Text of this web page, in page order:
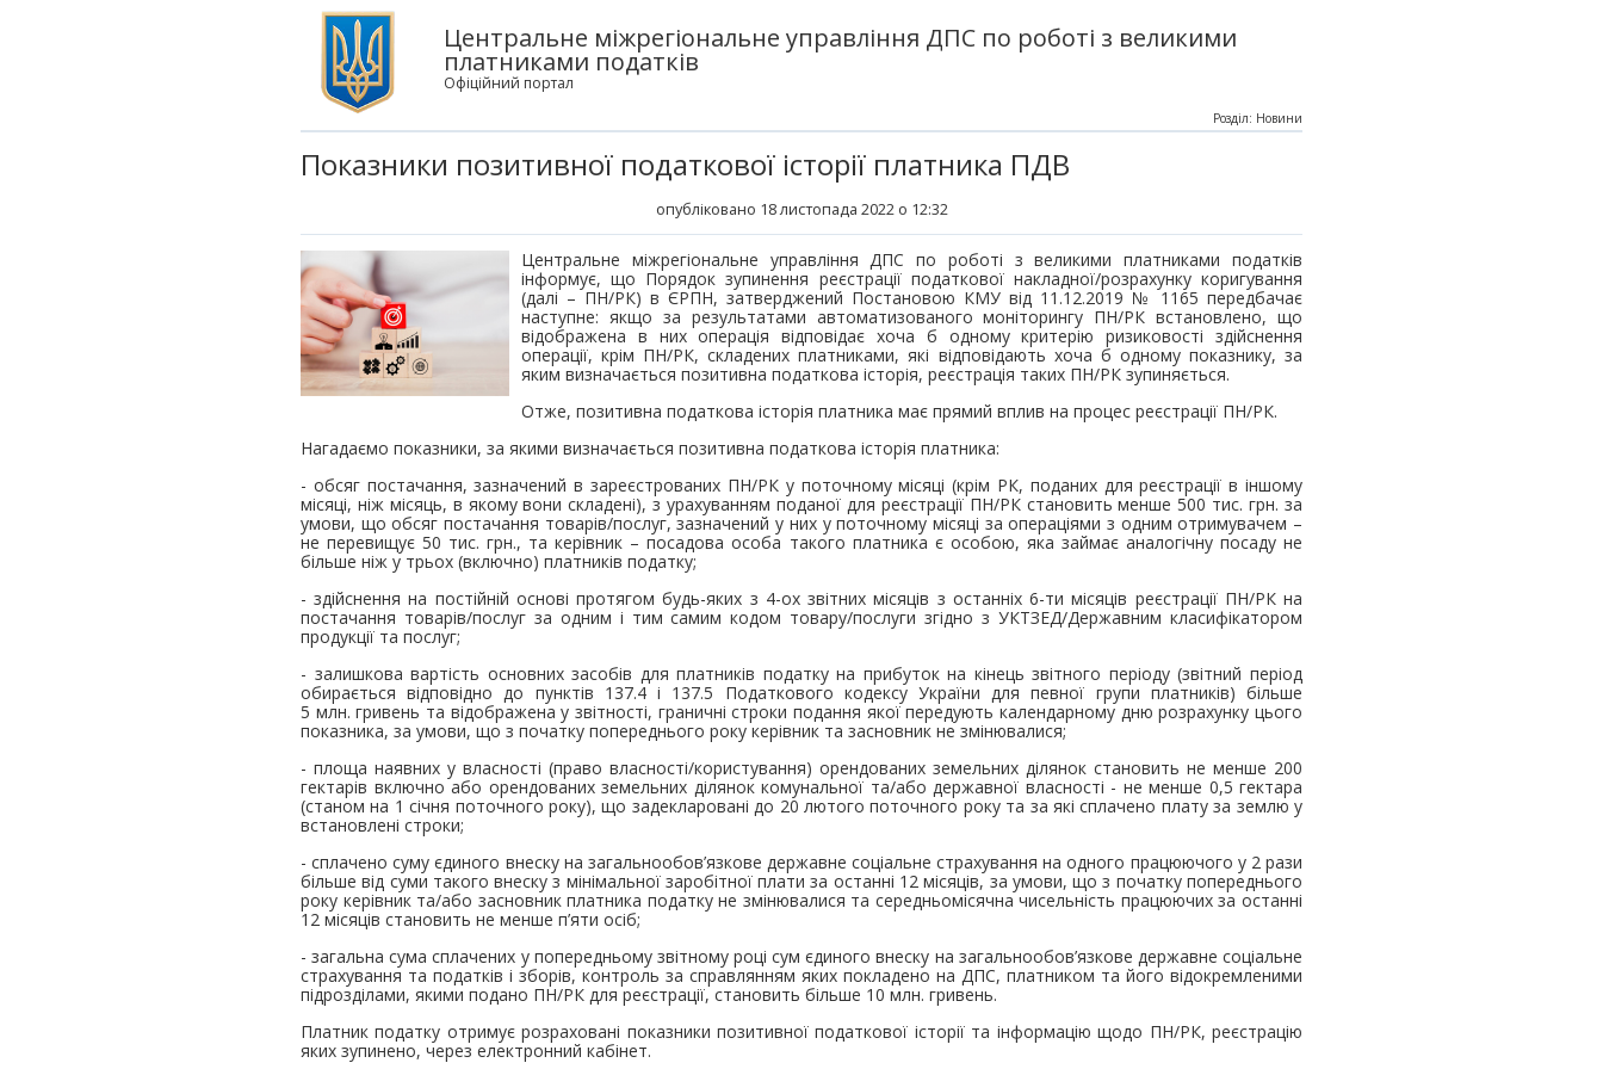
Центральне міжрегіональне управління ДПС по роботі з великими
платниками податків
Офіційний портал
Показники позитивної податкової історії платника ПДВ
опубліковано 18 листопада 2022 о 12:32
Розділ: Новини
Центральне міжрегіональне управління ДПС по роботі з великими платниками податків
інформує, що Порядок зупинення реєстрації податкової накладної/розрахунку коригування
(далі – ПН/РК) в ЄРПН, затверджений Постановою КМУ від 11.12.2019 № 1165 передбачає
наступне: якщо за результатами автоматизованого моніторингу ПН/РК встановлено, що
відображена в них операція відповідає хоча б одному критерію ризиковості здійснення
операції, крім ПН/РК, складених платниками, які відповідають хоча б одному показнику, за
яким визначається позитивна податкова історія, реєстрація таких ПН/РК зупиняється.
Отже, позитивна податкова історія платника має прямий вплив на процес реєстрації ПН/РК.
Нагадаємо показники, за якими визначається позитивна податкова історія платника:
- обсяг постачання, зазначений в зареєстрованих ПН/РК у поточному місяці (крім РК, поданих для реєстрації в іншому
місяці, ніж місяць, в якому вони складені), з урахуванням поданої для реєстрації ПН/РК становить менше 500 тис. грн. за
умови, що обсяг постачання товарів/послуг, зазначений у них у поточному місяці за операціями з одним отримувачем –
не перевищує 50 тис. грн., та керівник – посадова особа такого платника є особою, яка займає аналогічну посаду не
більше ніж у трьох (включно) платників податку;
- здійснення на постійній основі протягом будь-яких з 4-ох звітних місяців з останніх 6-ти місяців реєстрації ПН/РК на
постачання товарів/послуг за одним і тим самим кодом товару/послуги згідно з УКТЗЕД/Державним класифікатором
продукції та послуг;
- залишкова вартість основних засобів для платників податку на прибуток на кінець звітного періоду (звітний період
обирається відповідно до пунктів 137.4 і 137.5 Податкового кодексу України для певної групи платників) більше
5 млн. гривень та відображена у звітності, граничні строки подання якої передують календарному дню розрахунку цього
показника, за умови, що з початку попереднього року керівник та засновник не змінювалися;
- площа наявних у власності (право власності/користування) орендованих земельних ділянок становить не менше 200
гектарів включно або орендованих земельних ділянок комунальної та/або державної власності - не менше 0,5 гектара
(станом на 1 січня поточного року), що задекларовані до 20 лютого поточного року та за які сплачено плату за землю у
встановлені строки;
- сплачено суму єдиного внеску на загальнообов’язкове державне соціальне страхування на одного працюючого у 2 рази
більше від суми такого внеску з мінімальної заробітної плати за останні 12 місяців, за умови, що з початку попереднього
року керівник та/або засновник платника податку не змінювалися та середньомісячна чисельність працюючих за останні
12 місяців становить не менше п’яти осіб;
- загальна сума сплачених у попередньому звітному році сум єдиного внеску на загальнообов’язкове державне соціальне
страхування та податків і зборів, контроль за справлянням яких покладено на ДПС, платником та його відокремленими
підрозділами, якими подано ПН/РК для реєстрації, становить більше 10 млн. гривень.
Платник податку отримує розраховані показники позитивної податкової історії та інформацію щодо ПН/РК, реєстрацію
яких зупинено, через електронний кабінет.